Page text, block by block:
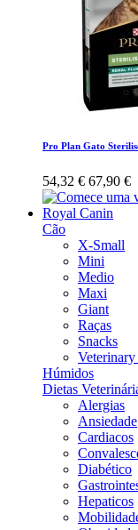
Pro Plan Gato
54,32 € 67,90 €
Royal Canin
Cão
X-Small
Mini
Medio
Maxi
Giant
Raças
Snacks
Húmidos
Dietas
Alergias
Ansiedade
Cardiacos
Diabético
Hepaticos